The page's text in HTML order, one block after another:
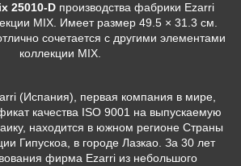
25010-Dпроизводства фабрики Ezarri
MIX. Имеет размер 49.5 × 31.3 см.
сочетается с другими элементами
коллекции MIX.
первая компания в мире,
качества ISO 9001 на выпускаемую
находится в южном регионе Страны
Гипускоа, в городе Лазкао. За 30 лет
фирма Ezarri из небольшого